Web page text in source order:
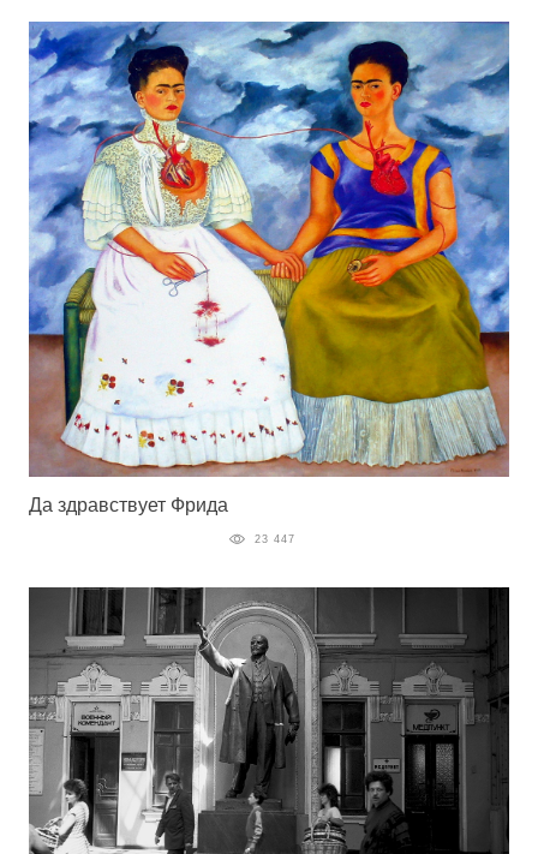
Да здравствует Фрида
23 447